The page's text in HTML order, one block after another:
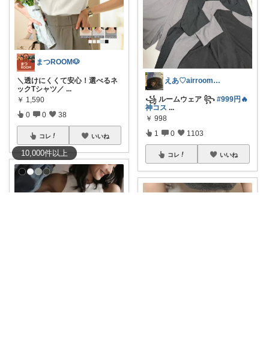
10,000件以上
まつROOM🐶
＼透けにくくて安心！選べるネ
ックTシャツ／ ...
￥ 1,590
0 0 38
コレ いいね
えあ♡airroom❀ラクして整う暮らし
꧁ ルームウェア ꧂ #999円🔥
神コス ...
￥ 998
1 0 1103
コレ いいね